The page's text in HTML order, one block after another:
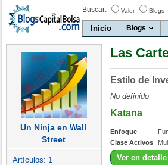
Buscar: Valor Blogs
Inicio Blogs
Un Ninja en Wall
Street
Artículos: 1
Las
Estilo de
No definido
Katana
Enfoque
Clase Activos
Ver en detalle